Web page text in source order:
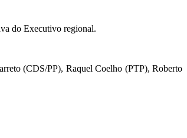
do Executivo regional.
(CDS/PP), Raquel Coelho (PTP), Roberto